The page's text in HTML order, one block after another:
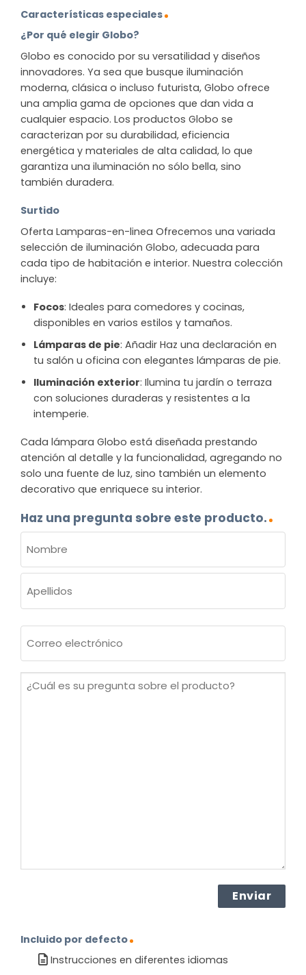
Características especiales
¿Por qué elegir Globo?
Globo es conocido por su versatilidad y diseños
innovadores. Ya sea que busque iluminación
moderna, clásica o incluso futurista, Globo ofrece
una amplia gama de opciones que dan vida a
cualquier espacio. Los productos Globo se
caracterizan por su durabilidad, eficiencia
energética y materiales de alta calidad, lo que
garantiza una iluminación no sólo bella, sino
también duradera.
Surtido
Oferta Lamparas-en-linea Ofrecemos una variada
selección de iluminación Globo, adecuada para
cada tipo de habitación e interior. Nuestra colección
incluye:
Focos: Ideales para comedores y cocinas,
disponibles en varios estilos y tamaños.
Lámparas de pie: Añadir Haz una declaración en
tu salón u oficina con elegantes lámparas de pie.
Iluminación exterior: Ilumina tu jardín o terraza
con soluciones duraderas y resistentes a la
intemperie.
Cada lámpara Globo está diseñada prestando
atención al detalle y la funcionalidad, agregando no
solo una fuente de luz, sino también un elemento
decorativo que enriquece su interior.
Haz una pregunta sobre este producto.
(OBLIGATORIO)
Nombre
electrónico
¿Cuál
Incluido por defecto
Instrucciones en diferentes idiomas